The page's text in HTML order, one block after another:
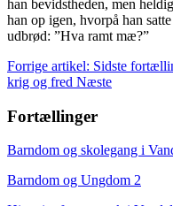
han bevidstheden, men
han op igen, hvorpå han
udbrød: ”Hva ramt mæ?”
Forrige artikel: Sidste
krig og fred Næste
Fortællinger
Barndom og skolegang i
Barndom og Ungdom 2